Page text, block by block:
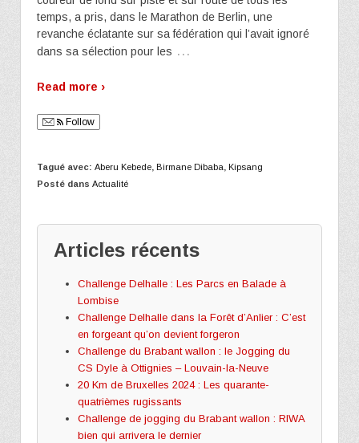
temps, a pris, dans le Marathon de Berlin, une
revanche éclatante sur sa fédération qui l’avait ignoré
dans sa sélection pour les …
Read more ›
Follow
Tagué avec: Aberu Kebede Birmane Dibaba
Kipsang
Posté dans Actualité
Articles récents
Challenge Delhalle : Les Parcs en Balade à
Lombise
Challenge Delhalle dans la Forêt d’Anlier : C’est
en forgeant qu’on devient forgeron
Challenge du Brabant wallon : le Jogging du
CS Dyle à Ottignies – Louvain-la-Neuve
20 Km de Bruxelles 2024 : Les quarante-
quatrièmes rugissants
Challenge de jogging du Brabant wallon : RIWA
bien qui arrivera le dernier